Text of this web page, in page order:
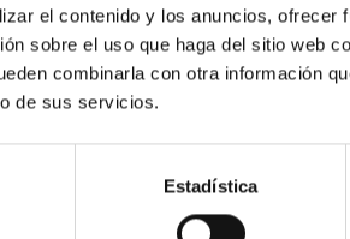
el contenido y los anuncios, ofrecer
sobre el uso que haga del sitio web
combinarla con otra información
de sus servicios.
Estadística